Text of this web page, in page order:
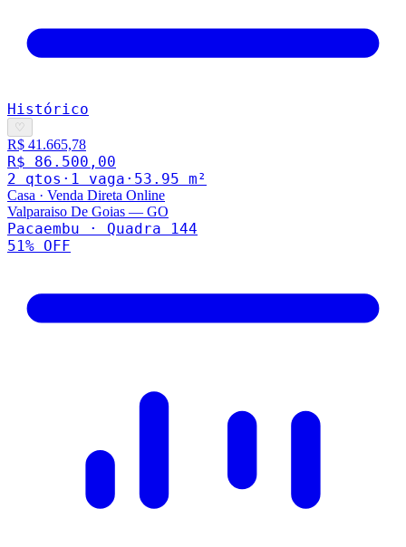
Histórico
♡
R$ 41.665,78
R$ 86.500,00
2 qtos · 1 vaga · 53.95 m²
Casa · Venda Direta Online
Valparaiso De Goias — GO
Pacaembu · Quadra 144
51% OFF